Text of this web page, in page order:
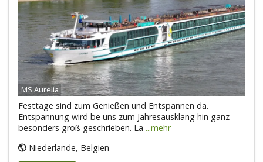
MS Aurelia
Festtage sind zum Genießen und Entspannen da.
Entspannung wird be uns zum Jahresausklang hin ganz
besonders groß geschrieben. La ...mehr
Niederlande, Belgien